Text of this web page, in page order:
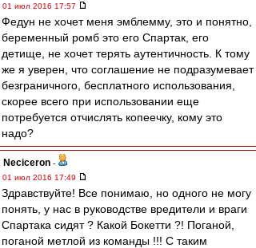
01 июл 2016 17:57
Федун не хочет меня эмблемму, это и понятно,
беременный ромб это его Спартак, его
детище, не хочет терять аутентичность. К тому
же я уверен, что соглашение не подразумевает
безграничного, бесплатного использования,
скорее всего при использовании еще
потребуется отчислять копеечку, кому это
надо?
Neciceron -
01 июл 2016 17:49
Здравствуйте! Все понимаю, но одного не могу
понять, у нас в руководстве вредители и враги
Спартака сидят ? Какой Бокетти ?! Поганой,
поганой метлой из команды !!! С таким